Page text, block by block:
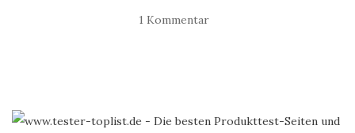
1 Kommentar